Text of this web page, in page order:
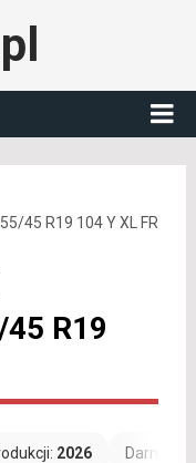
45 R19 104 Y XL FR
R19
2026